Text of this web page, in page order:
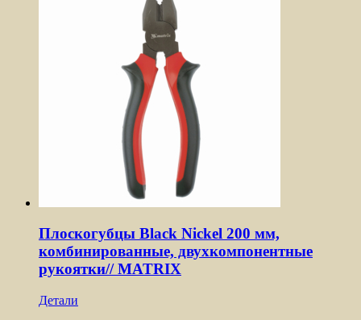
Плоскогубцы Black Nickel 200 мм,
комбинированные, двухкомпонентные
рукоятки// MATRIX
Детали